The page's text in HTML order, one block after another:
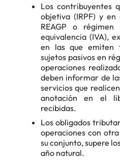
Los contribuyentes
objetiva (IRPF) y
REAGP o
equivalencia (IVA),
en las que emiten
sujetos pasivos en
operaciones
deben informar de
servicios que
anotación en el
recibidas.
Los obligados
operaciones con
su conjunto, supere
año natural.